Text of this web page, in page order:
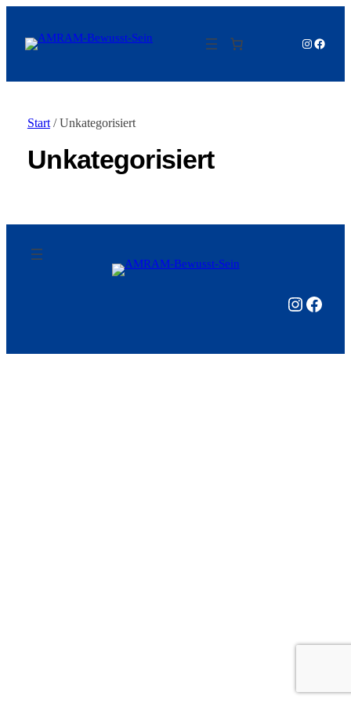
Instagram
Start/ Unkategorisiert
Unkategorisiert
Instagram Facebook